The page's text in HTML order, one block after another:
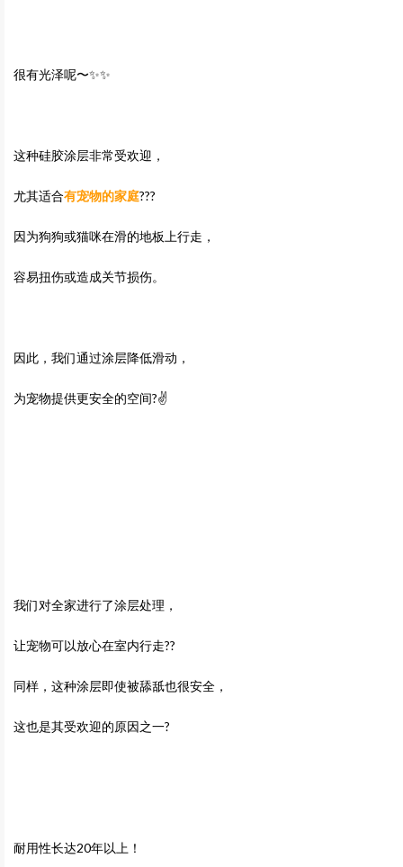
很有光泽呢〜✨✨
这种硅胶涂层非常受欢迎，
尤其适合有宠物的家庭???
因为狗狗或猫咪在滑的地板上行走，
容易扭伤或造成关节损伤。
因此，我们通过涂层降低滑动，
为宠物提供更安全的空间?✌️
我们对全家进行了涂层处理，
让宠物可以放心在室内行走??
同样，这种涂层即使被舔舐也很安全，
这也是其受欢迎的原因之一?
耐用性长达20年以上！